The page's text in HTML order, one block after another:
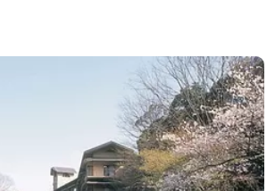
。ビジネスにも観光にもご利用頂ける快適
供します。